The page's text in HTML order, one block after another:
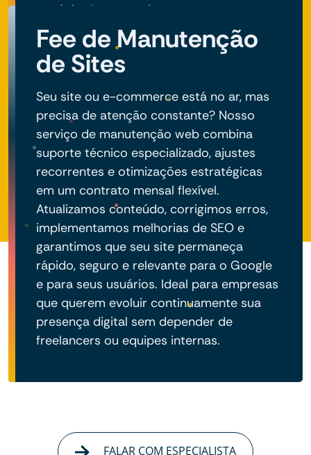
negócio do seu projeto.
Fee de Manutenção
de Sites
Seu site ou e-commerce está no ar, mas
precisa de atenção constante? Nosso
serviço de manutenção web combina
suporte técnico especializado, ajustes
recorrentes e otimizações estratégicas
em um contrato mensal flexível.
Atualizamos conteúdo, corrigimos erros,
implementamos melhorias de SEO e
garantimos que seu site permaneça
rápido, seguro e relevante para o Google
e para seus usuários. Ideal para empresas
que querem evoluir continuamente sua
presença digital sem depender de
freelancers ou equipes internas.
FALAR COM ESPECIALISTA